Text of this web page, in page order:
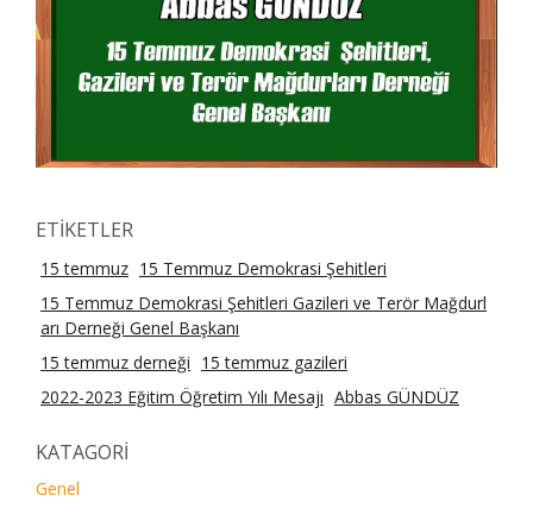
ETİKETLER
15 temmuz 15 Temmuz Demokrasi Şehitleri
15 Temmuz Demokrasi Şehitleri Gazileri ve Terör Mağdurl
arı Derneği Genel Başkanı
15 temmuz derneği 15 temmuz gazileri
2022-2023 Eğitim Öğretim Yılı Mesajı Abbas GÜNDÜZ
KATAGORİ
Genel